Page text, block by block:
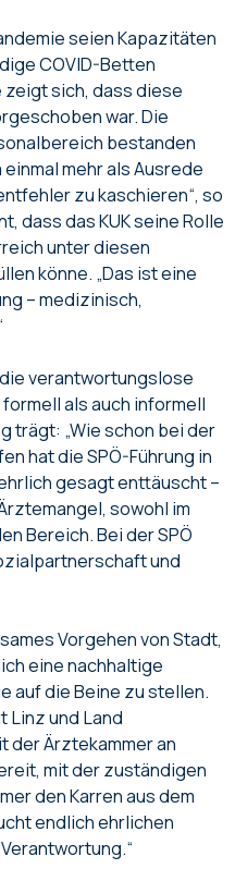
seien Kapazitäten
COVID-Betten
zeigt sich, dass diese
war. Die
bestanden
mehr als Ausrede
zu kaschieren“, so
dass das KUK seine Rolle
unter diesen
könne. „Das ist eine
– medizinisch,
verantwortungslose
als auch informell
trägt: „Wie schon bei der
hat die SPÖ-Führung in
gesagt enttäuscht –
sowohl im
Bereich. Bei der SPÖ
und
Vorgehen von Stadt,
eine nachhaltige
auf die Beine zu stellen.
Linz und Land
der Ärztekammer an
mit der zuständigen
den Karren aus dem
endlich ehrlichen